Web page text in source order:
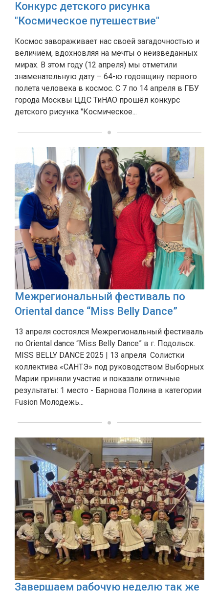
Конкурс детского рисунка
"Космическое путешествие"
Космос завораживает нас своей загадочностью и
величием, вдохновляя на мечты о неизведанных
мирах. В этом году (12 апреля) мы отметили
знаменательную дату – 64-ю годовщину первого
полета человека в космос. С 7 по 14 апреля в ГБУ
города Москвы ЦДС ТиНАО прошëл конкурс
детского рисунка "Космическое...
Межрегиональный фестиваль по
Oriental dance “Miss Belly Dance”
13 апреля состоялся Межрегиональный фестиваль
по Oriental dance “Miss Belly Dance” в г. Подольск.
MISS BELLY DANCE 2025 | 13 апреля Солистки
коллектива «САНТЭ» под руководством Выборных
Марии приняли участие и показали отличные
результаты: 1 место - Барнова Полина в категории
Fusion Молодежь...
Завершаем рабочую неделю так же